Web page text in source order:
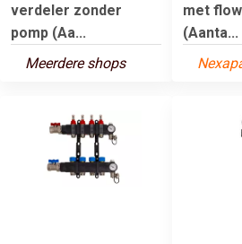
verdeler zonder
pomp (Aa...
Meerdere shops
met
(Aanta...